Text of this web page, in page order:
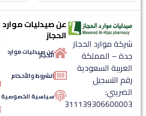
شركة موارد الحجاز
جدة – المملكة
العربية السعودية
رقم التسجيل
الضريبي:
311139306600003
عن صيدليات موارد
الحجاز
عن صيدليات موارد
الحجاز
الشروط والأحكام
سياسية الخصوصية